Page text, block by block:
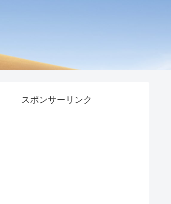
スポンサーリンク